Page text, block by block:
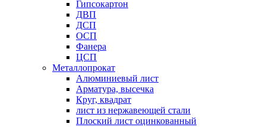
Гипсокартон
ДВП
ДСП
ОСП
Фанера
ЦСП
Металлопрокат
Алюминиевый лист
Арматура, высечка
Круг, квадрат
лист из нержавеющей стали
Плоский лист оцинкованный